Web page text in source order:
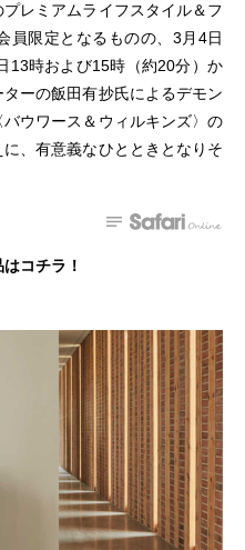
レミアムライフスタイル＆フ
員限定となるものの、3月4日
13時および15時（約20分）か
ーの飯田有抄氏によるデモン
ウワース＆ウィルキンズ〉の
、有意義なひとときとなりそ
コチラ！